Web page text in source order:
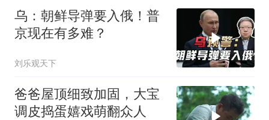
乌：朝鲜导弹要入俄！普
京现在有多难？
刘乐观天下
爸爸屋顶细致加固，大宝
调皮捣蛋嬉戏萌翻众人